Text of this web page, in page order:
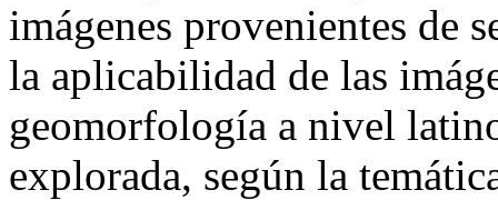
imágenes provenientes de
la aplicabilidad de las
geomorfología a nivel
explorada, según la